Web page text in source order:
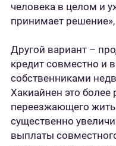
человека в целом и
принимает
Другой вариант –
кредит совместно и
собственниками
Хакиайнен это более
переезжающего
существенно
выплаты